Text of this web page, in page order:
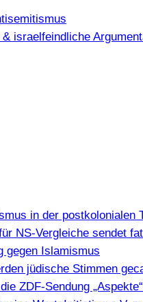
israelfeindliche
in der postkolonialen
NS-Vergleiche sendet
gegen Islamismus
jüdische Stimmen
ZDF-Sendung